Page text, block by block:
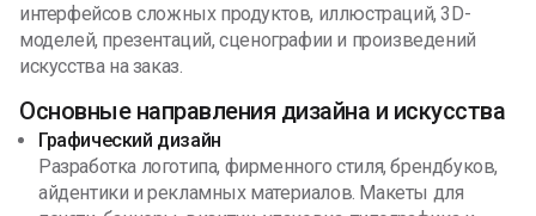
интерфейсов сложных продуктов, иллюстраций, 3D-
моделей, презентаций, сценографии и произведений
искусства на заказ.
Основные направления дизайна и искусства
Графический дизайн
Разработка логотипа, фирменного стиля, брендбуков,
айдентики и рекламных материалов. Макеты для